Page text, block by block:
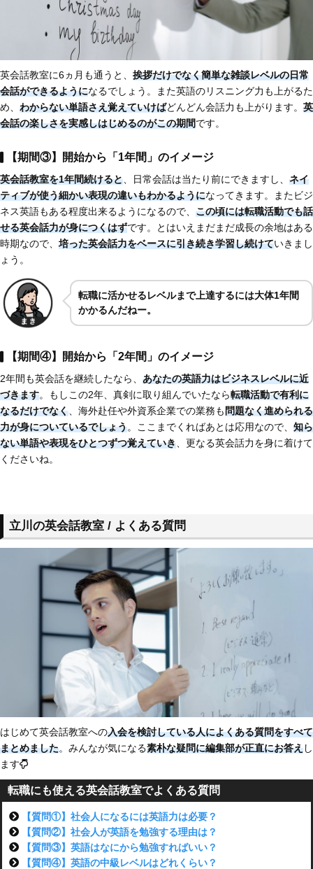
英会話教室に6ヵ月も通うと、 挨拶だけでなく簡単な雑談レベルの日常
会話ができるようになるでしょう。また英語のリスニング力も上がるた
め、 わからない単語さえ覚えていけばどんどん会話力も上がります。 英
会話の楽しさを実感しはじめるのがこの期間です。
【期間③】開始から「1年間」のイメージ
英会話教室を1年間続けると 、日常会話は当たり前にできますし、 ネイ
ティブが使う細かい表現の違いもわかるようになってきます。またビジ
ネス英語もある程度出来るようになるので、 この頃には転職活動でも話
せる英会話力が身につくはずです。とはいえまだまだ成長の余地はある
時期なので、培った英会話力をベースに引き続き学習し続けていきまし
ょう。
転職に活かせるレベルまで上達するには大体1年間
かかるんだねー。
【期間④】開始から「2年間」のイメージ
2年間も英会話を継続したなら、 あなたの英語力はビジネスレベルに近
づきます。もしこの2年、真剣に取り組んでいたなら転職活動で有利に
なるだけでなく 、海外赴任や外資系企業での業務も問題なく進められる
力が身についているでしょう。ここまでくればあとは応用なので、 知ら
ない単語や表現をひとつずつ覚えていき 、更なる英会話力を身に着けて
くださいね。
立川の英会話教室 / よくある質問
はじめて英会話教室への入会を検討している人によくある質問をすべて
まとめました。みんなが気になる素朴な疑問に編集部が正直にお答えし
ます
転職にも使える英会話教室でよくある質問
【質問①】社会人になるには英語力は必要？
【質問②】社会人が英語を勉強する理由は？
【質問③】英語はなにから勉強すればいい？
【質問④】英語の中級レベルはどれくらい？